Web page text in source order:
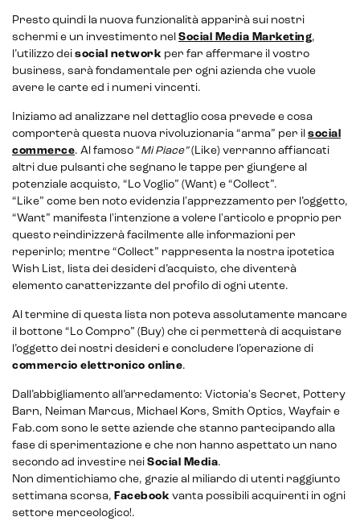
E-commerce solutions
E-commerce store
Marketplace for selling
E-commerce management
Marketplace integration
Payment gateway integration
Customer service management
Presto quindi la nuova funzionalità apparirà sui nostri
schermi e un investimento nel Social Media Marketing,
l’utilizzo dei social network per far affermare il vostro
business, sarà fondamentale per ogni azienda che vuole
avere le carte ed i numeri vincenti.
Iniziamo ad analizzare nel dettaglio cosa prevede e cosa
comporterà questa nuova rivoluzionaria “arma” per il social
commerce. Al famoso “Mi Piace”(Like) verranno affiancati
altri due pulsanti che segnano le tappe per giungere al
potenziale acquisto, “Lo Voglio” (Want) e “Collect”.
“Like” come ben noto evidenzia l'apprezzamento per l’oggetto,
“Want” manifesta l'intenzione a volere l'articolo e proprio per
questo reindirizzerà facilmente alle informazioni per
reperirlo; mentre “Collect” rappresenta la nostra ipotetica
Wish List, lista dei desideri d’acquisto, che diventerà
elemento caratterizzante del profilo di ogni utente.
Al termine di questa lista non poteva assolutamente mancare
il bottone “Lo Compro” (Buy) che ci permetterà di acquistare
l’oggetto dei nostri desideri e concludere l’operazione di
commercio elettronico online.
Dall’abbigliamento all’arredamento: Victoria's Secret, Pottery
Barn, Neiman Marcus, Michael Kors, Smith Optics, Wayfair e
Fab.com sono le sette aziende che stanno partecipando alla
fase di sperimentazione e che non hanno aspettato un nano
secondo ad investire nei Social Media.
Non dimentichiamo che, grazie al miliardo di utenti raggiunto
settimana scorsa, Facebook vanta possibili acquirenti in ogni
settore merceologico!.